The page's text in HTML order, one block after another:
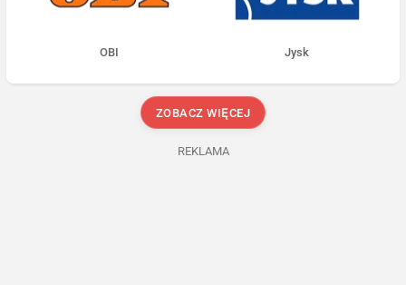
OBI Jysk
ZOBACZ WIĘCEJ
REKLAMA